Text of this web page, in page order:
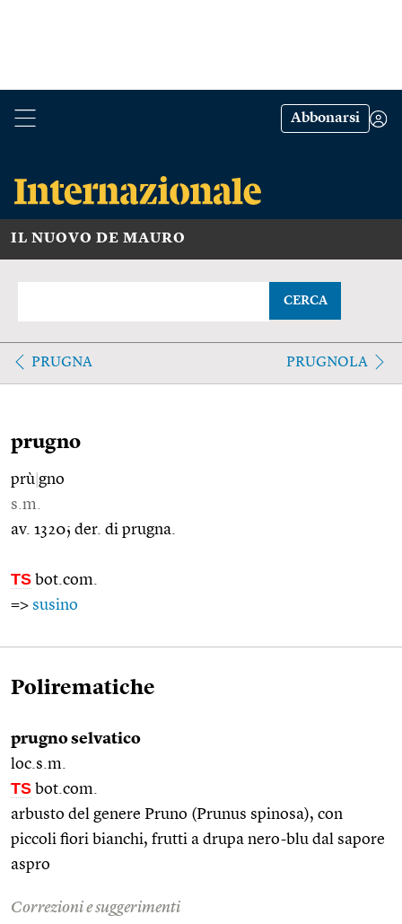
Abbonarsi
IL NUOVO DE MAURO
CERCA
PRUGNA PRUGNOLA
prugno
prù gno
s.m.
av. 1320; der. di prugna.
TS bot.com.
=> susino
Polirematiche
prugno selvatico
loc.s.m.
TS bot.com.
arbusto del genere Pruno (Prunus spinosa), con
piccoli fiori bianchi, frutti a drupa nero-blu dal sapore
aspro
Correzioni e suggerimenti